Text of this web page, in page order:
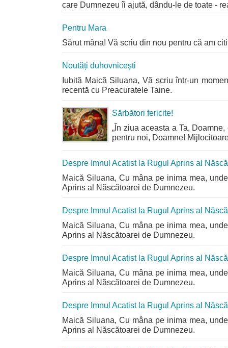
care Dumnezeu îi ajută, dându-le de toate -
Pentru Mara
Sărut mâna! Vă scriu din nou pentru că am
Noutăți duhovnicești
Iubită Maică Siluana, Vă scriu într-un
recentă cu Preacuratele Taine.
Sărbători fericite!
„În ziua aceasta a Ta,
pentru noi, Doamne!
Despre Imnul Acatist la Rugul Aprins al
Maică Siluana, Cu mâna pe inima mea,
Aprins al Născătoarei de Dumnezeu.
Despre Imnul Acatist la Rugul Aprins al
Maică Siluana, Cu mâna pe inima mea,
Aprins al Născătoarei de Dumnezeu.
Despre Imnul Acatist la Rugul Aprins al
Maică Siluana, Cu mâna pe inima mea,
Aprins al Născătoarei de Dumnezeu.
Despre Imnul Acatist la Rugul Aprins al
Maică Siluana, Cu mâna pe inima mea,
Aprins al Născătoarei de Dumnezeu.